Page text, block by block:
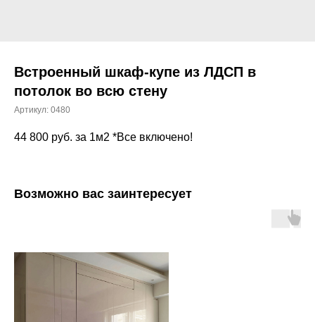
Встроенный шкаф-купе из ЛДСП в
потолок во всю стену
Артикул: 0480
44 800 руб. за 1м2 *Все включено!
Возможно вас заинтересует